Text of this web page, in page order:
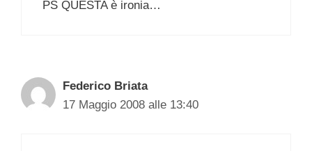
PS QUESTA è ironia…
Federico Briata
17 Maggio 2008 alle 13:40